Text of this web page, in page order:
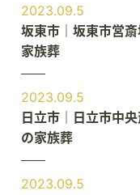
2023.09.5
坂東市｜坂東市営
家族葬
2023.09.5
日立市｜日立市中
の家族葬
2023.09.5